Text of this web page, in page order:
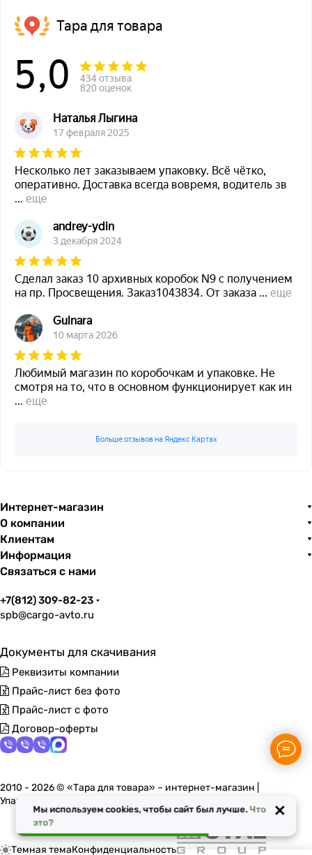
Тара для товара
5,0
434 отзыва
820 оценок
Наталья Лыгина
17 февраля 2025
Несколько лет заказываем упаковку. Всё чётко,
оперативно. Доставка всегда вовремя, водитель зв
... еще
andrey-ydin
3 декабря 2024
Сделал заказ 10 архивных коробок N9 с получением
на пр. Просвещения. Заказ1043834. От заказа ... еще
Gulnara
10 марта 2026
Любимый магазин по коробочкам и упаковке. Не
смотря на то, что в основном функционирует как ин
... еще
Больше отзывов на Яндекс Картах
Интернет-магазин
О компании
Клиентам
Информация
Связаться с нами
+7(812) 309-82-23
spb@cargo-avto.ru
Документы для скачивания
Реквизиты компании
Прайс-лист без фото
Прайс-лист с фото
Договор-оферты
2010 - 2026 © «Тара для товара» – интернет-магазин |
Упаковочные материалы в Санкт-Петербурге
Темная темаКонфиденциальность
Мы используем cookies, чтобы сайт был лучше.Что
это?
×